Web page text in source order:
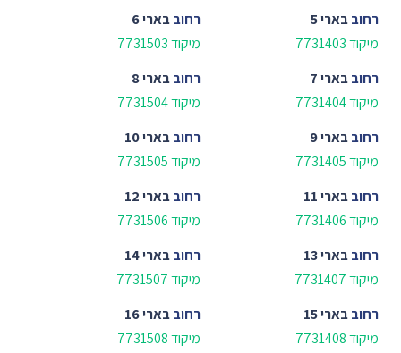
רחובבארי 5
מיקוד 7731403
רחובבארי 6
מיקוד 7731503
רחובבארי 7
מיקוד 7731404
רחובבארי 8
מיקוד 7731504
רחובבארי 9
מיקוד 7731405
רחובבארי 10
מיקוד 7731505
רחובבארי 11
מיקוד 7731406
רחובבארי 12
מיקוד 7731506
רחובבארי 13
מיקוד 7731407
רחובבארי 14
מיקוד 7731507
רחובבארי 15
מיקוד 7731408
רחובבארי 16
מיקוד 7731508